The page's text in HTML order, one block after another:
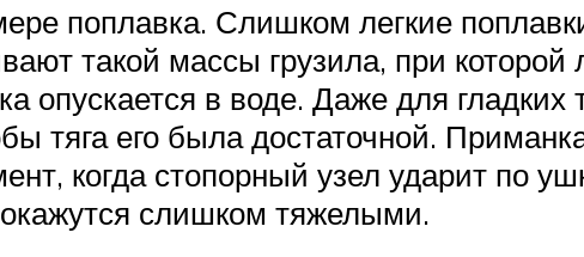
поплавка. Слишком легкие
такой массы грузила, при которой
опускается в воде. Даже для
тяга его была достаточной.
когда стопорный узел ударит по
слишком тяжелыми.